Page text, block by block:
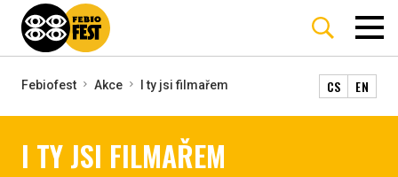
Febiofest Akce I ty jsi filmařem CS EN
I TY JSI FILMAŘEM